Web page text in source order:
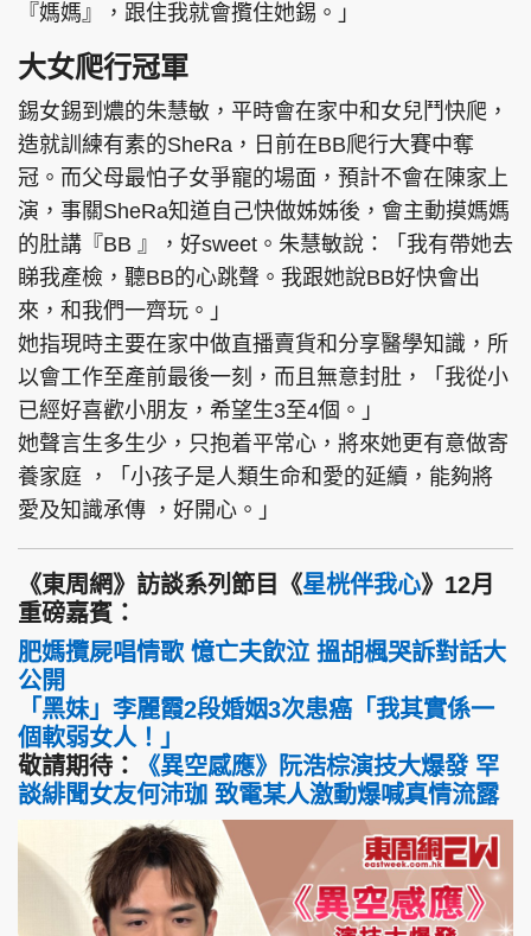
『媽媽』，跟住我就會攬住她錫。」
大女爬行冠軍
錫女錫到燶的朱慧敏，平時會在家中和女兒鬥快爬，
造就訓練有素的SheRa，日前在BB爬行大賽中奪
冠。而父母最怕子女爭寵的場面，預計不會在陳家上
演，事關SheRa知道自己快做姊姊後，會主動摸媽媽
的肚講『BB 』，好sweet。朱慧敏說：「我有帶她去
睇我產檢，聽BB的心跳聲。我跟她說BB好快會出
來，和我們一齊玩。」
她指現時主要在家中做直播賣貨和分享醫學知識，所
以會工作至產前最後一刻，而且無意封肚，「我從小
已經好喜歡小朋友，希望生3至4個。」
她聲言生多生少，只抱着平常心，將來她更有意做寄
養家庭 ，「小孩子是人類生命和愛的延續，能夠將
愛及知識承傳 ，好開心。」
《東周網》訪談系列節目《星桄伴我心》12月
重磅嘉賓：
肥媽攬屍唱情歌 憶亡夫飲泣 搵胡楓哭訴對話大
公開
「黑妹」李麗霞2段婚姻3次患癌「我其實係一
個軟弱女人！」
敬請期待：
《異空感應》阮浩棕演技大爆發 罕
談緋聞女友何沛珈 致電某人激動爆喊真情流露